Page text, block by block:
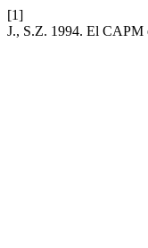
[1]
J., S.Z. 1994. El CAPM